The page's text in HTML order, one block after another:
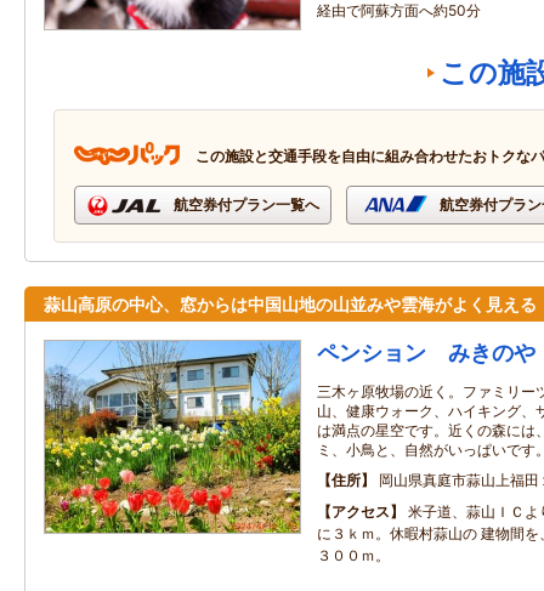
経由で阿蘇方面へ約50分
この施
この施設と交通手段を自由に組み合わせたおトクな
航空券付プラン一覧へ 航空券付プラ
蒜山高原の中心、窓からは中国山地の山並みや雲海がよく見える
ペンション みきのや
三木ヶ原牧場の近く。ファミリー
山、健康ウォーク、ハイキング、
は満点の星空です。近くの森には
ミ、小鳥と、自然がいっぱいです
住所
岡山県真庭市蒜山上福田
アクセス
米子道、蒜山ＩＣ
に３ｋｍ。休暇村蒜山の 建物間
３００ｍ。